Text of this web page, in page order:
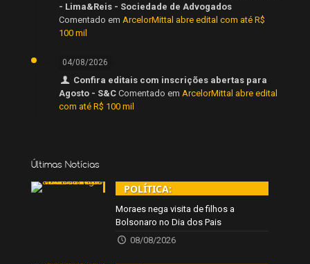
- Lima&Reis - Sociedade de Advogados
Comentado em ArcelorMittal abre edital com até R$
100 mil
04/08/2026
Confira editais com inscrições abertas para
Agosto - S&C Comentado em ArcelorMittal abre edital
com até R$ 100 mil
Últimas Notícias
POLÍTICA:
Moraes nega visita de filhos a
Bolsonaro no Dia dos Pais
08/08/2026